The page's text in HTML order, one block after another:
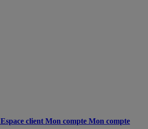
Espace client Mon compte Mon compte